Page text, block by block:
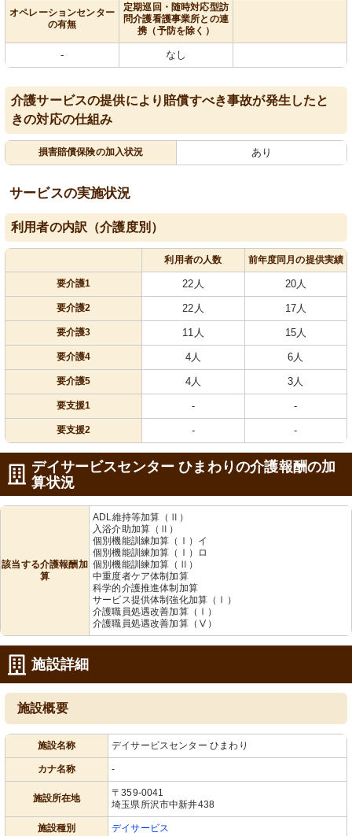
オペレーションセンター
の有無
定期巡回・随時対応型訪
問介護看護事業所との連
携（予防を除く）
- なし
介護サービスの提供により賠償すべき事故が発生したと
きの対応の仕組み
損害賠償保険の加入状況 あり
サービスの実施状況
利用者の内訳（介護度別）
利用者の人数 前年度同月の提供実績
要介護1 22人 20人
要介護2 22人 17人
要介護3 11人 15人
要介護4 4人 6人
要介護5 4人 3人
要支援1 - -
要支援2 - -
デイサービスセンター ひまわりの介護報酬の加
算状況
該当する介護報酬加
算
ADL維持等加算（Ⅱ）
入浴介助加算（Ⅱ）
個別機能訓練加算（Ⅰ）イ
個別機能訓練加算（Ⅰ）ロ
個別機能訓練加算（Ⅱ）
中重度者ケア体制加算
科学的介護推進体制加算
サービス提供体制強化加算（Ⅰ）
介護職員処遇改善加算（Ⅰ）
介護職員処遇改善加算（Ⅴ）
施設詳細
施設概要
施設名称 デイサービスセンター ひまわり
カナ名称 -
施設所在地
〒359-0041
埼玉県所沢市中新井438
施設種別 デイサービス